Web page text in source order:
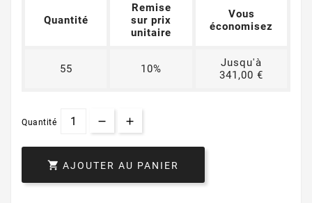
Quantité
Remise
sur prix
unitaire
Vous
économisez
55 10%
Jusqu'à
341,00 €
Quantité
 AJOUTER AU PANIER